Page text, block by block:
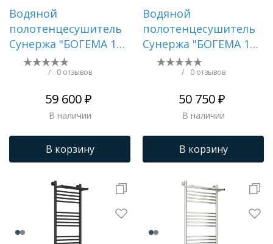
Водяной
полотенцесушитель
Сунержа "БОГЕМА 1П
+" 1000х500
(Шампань)
/ 0 отзывов
59 600 ₽
В наличии
В корзину
Водяной
полотенцесушитель
Сунержа "БОГЕМА 1П
+" 1200х400 (Матовый
чёрный)
/ 0 отзывов
50 750 ₽
В наличии
В корзину